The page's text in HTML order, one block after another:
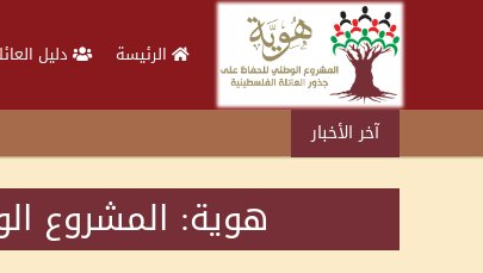
الرئيسة دليل
آخر الأخبار
هوية: المشروع